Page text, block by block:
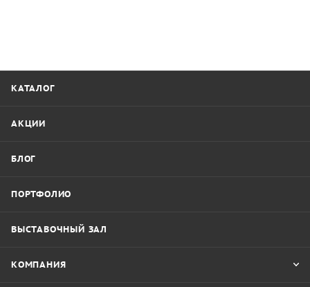
КАТАЛОГ
АКЦИИ
БЛОГ
ПОРТФОЛИО
ВЫСТАВОЧНЫЙ ЗАЛ
КОМПАНИЯ